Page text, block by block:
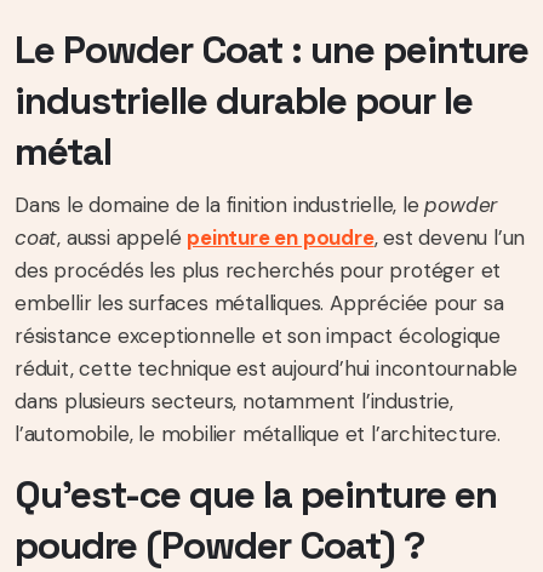
Le Powder Coat : une peinture
industrielle durable pour le
métal
Dans le domaine de la finition industrielle, lepowder
coat, aussi appelé peinture en poudre, est devenu l’un
des procédés les plus recherchés pour protéger et
embellir les surfaces métalliques. Appréciée pour sa
résistance exceptionnelle et son impact écologique
réduit, cette technique est aujourd’hui incontournable
dans plusieurs secteurs, notamment l’industrie,
l’automobile, le mobilier métallique et l’architecture.
Qu’est-ce que la peinture en
poudre (Powder Coat) ?